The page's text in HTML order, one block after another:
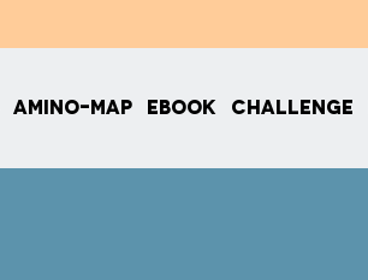
AMINO-MAP EBOOK CHALLENGE